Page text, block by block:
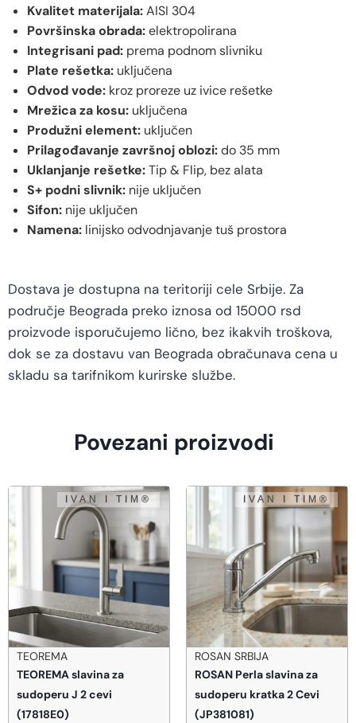
Kvalitet materijala:AISI 304
Površinska obrada:elektropolirana
Integrisani pad: prema podnom slivniku
Plate rešetka: uključena
Odvod vode: kroz proreze uz ivice rešetke
Mrežica za kosu: uključena
Produžni element: uključen
Prilagođavanje završnoj oblozi:do 35 mm
Uklanjanje rešetke:Tip & Flip, bez alata
S+ podni slivnik: nije uključen
Sifon: nije uključen
Namena: linijsko odvodnjavanje tuš prostora
Dostava je dostupna na teritoriji cele Srbije. Za
područje Beograda preko iznosa od 15000 rsd
proizvode isporučujemo lično, bez ikakvih troškova,
dok se za dostavu van Beograda obračunava cena u
skladu sa tarifnikom kurirske službe.
Povezani proizvodi
TEOREMA
TEOREMA slavina za
sudoperu J 2 cevi
(17818E0)
ROSAN SRBIJA
ROSAN Perla slavina za
sudoperu kratka 2 Cevi
(JP381081)